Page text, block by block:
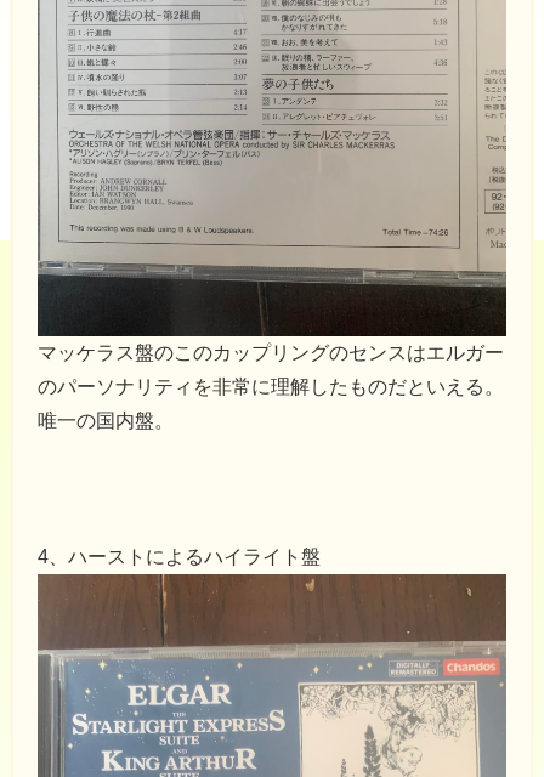
マッケラス盤のこのカップリングのセンスはエルガー
のパーソナリティを非常に理解したものだといえる。
唯一の国内盤。
4、ハーストによるハイライト盤